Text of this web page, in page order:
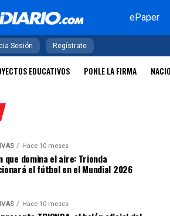
ePaper
Sesión Regístrate
EDUCATIVOS PONLE LA FIRMA
Hace 10 meses
que domina el aire: Trionda
el fútbol en el Mundial 2026
Hace 10 meses